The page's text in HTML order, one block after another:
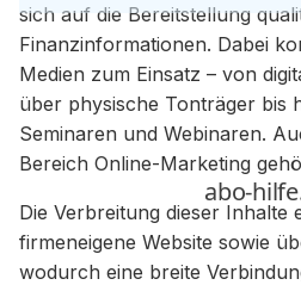
sich auf die Bereitstellung
Finanzinformationen. Dabei
Medien zum Einsatz – von
über physische Tonträger bis
Seminaren und Webinaren.
Bereich Online-Marketing
Die Verbreitung dieser Inhalte
firmeneigene Website sowie
wodurch eine breite